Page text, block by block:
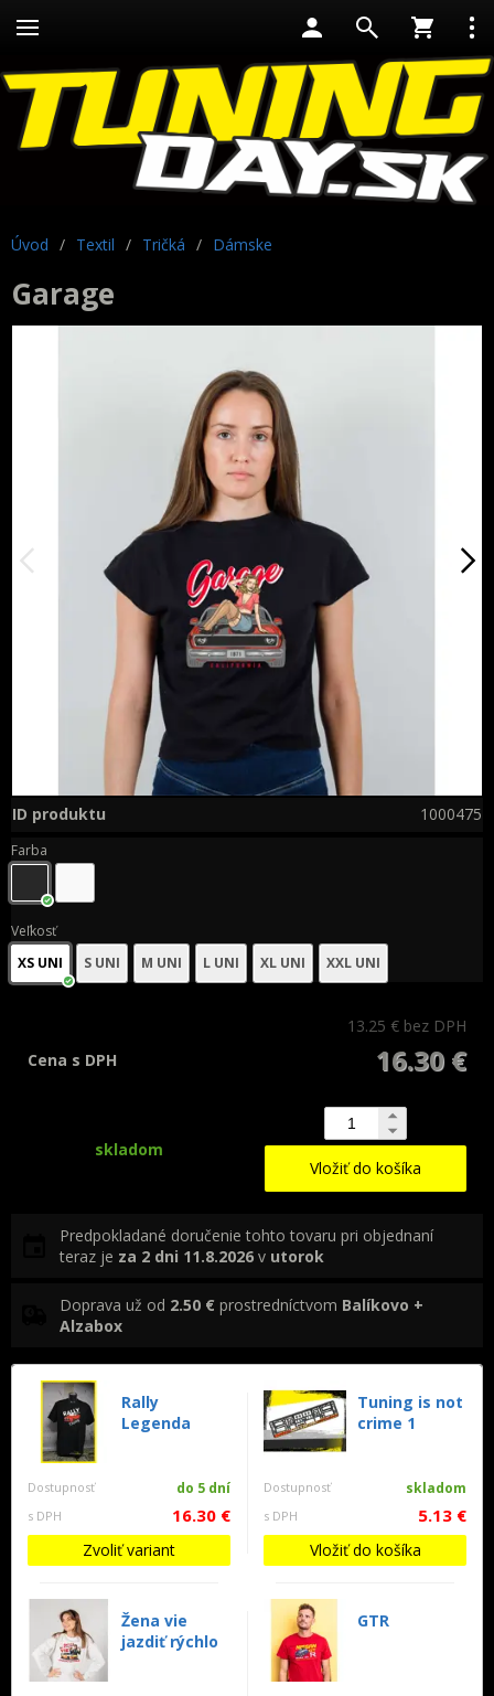
Úvod / Textil / Tričká / Dámske
Garage
ID produktu 1000475
Farba
Veľkosť
XS UNI
S UNI M UNI L UNI XL UNI XXL UNI
13.25 € bez DPH
16.30 €
Cena s DPH
skladom
Vložiť do košíka
Predpokladané doručenie tohto tovaru pri objednaní
teraz je za 2 dni 11.8.2026 v utorok
Doprava už od 2.50 € prostredníctvom Balíkovo +
Alzabox
Rally
Legenda
Dostupnosť do 5 dní
s DPH 16.30 €
Zvoliť variant
Tuning is not
crime 1
Dostupnosť skladom
s DPH 5.13 €
Vložiť do košíka
Žena vie
jazdiť rýchlo
GTR